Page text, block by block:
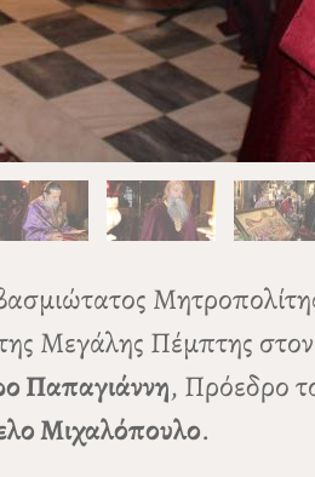
Μεγάλης Πέμπτης
Παπαγιάννη, Πρόεδρο
Μιχαλόπουλο.